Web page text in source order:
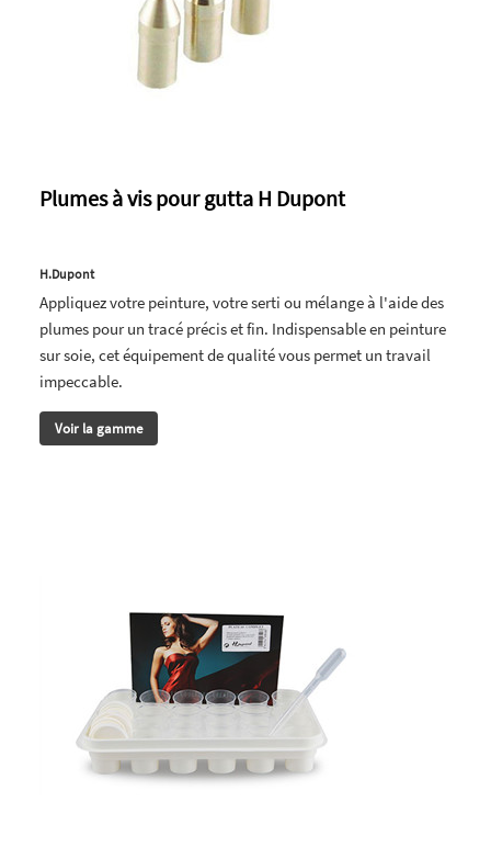
Plumes à vis pour gutta H Dupont
H.Dupont
Appliquez votre peinture, votre serti ou mélange à l'aide des
plumes pour un tracé précis et fin. Indispensable en peinture
sur soie, cet équipement de qualité vous permet un travail
impeccable.
Voir la gamme